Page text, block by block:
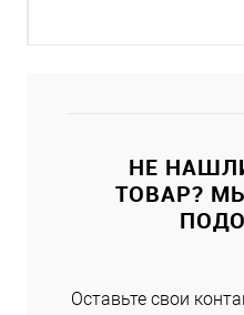
НЕ
ТОВАР?
Оставьте свои